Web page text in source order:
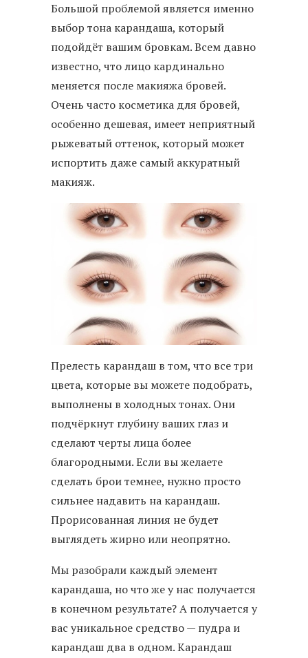
Большой проблемой является именно
выбор тона карандаша, который
подойдёт вашим бровкам. Всем давно
известно, что лицо кардинально
меняется после макияжа бровей.
Очень часто косметика для бровей,
особенно дешевая, имеет неприятный
рыжеватый оттенок, который может
испортить даже самый аккуратный
макияж.
Прелесть карандаш в том, что все три
цвета, которые вы можете подобрать,
выполнены в холодных тонах. Они
подчёркнут глубину ваших глаз и
сделают черты лица более
благородными. Если вы желаете
сделать брои темнее, нужно просто
сильнее надавить на карандаш.
Прорисованная линия не будет
выглядеть жирно или неопрятно.
Мы разобрали каждый элемент
карандаша, но что же у нас получается
в конечном результате? А получается у
вас уникальное средство — пудра и
карандаш два в одном. Карандаш